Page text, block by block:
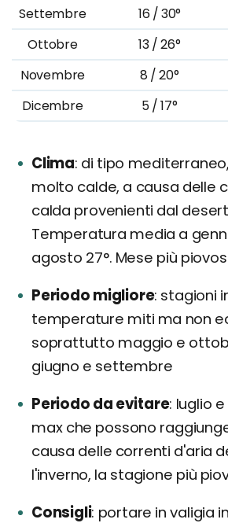
Settembre
16 / 30°
Ottobre
13 / 26°
Novembre
8 / 20°
Dicembre
5 / 17°
Clima di tipo
molto calde, a causa delle
calda provenienti dal
Temperatura media a
agosto 27°. Mese più
Periodo migliore stagioni
temperature miti ma non
soprattutto maggio e
giugno e settembre
Periodo da evitare luglio
max che possono
causa delle correnti d'aria
l'inverno, la stagione più
Consigli portare in valigia